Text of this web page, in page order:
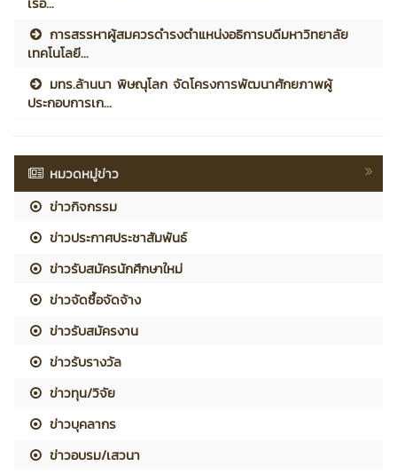
การสรรหาผู้สมควรดำรงตำแหน่งอธิการบดีมหาวิทยาลัย
เทคโนโลยี...
มทร.ล้านนา พิษณุโลก จัดโครงการพัฒนาศักยภาพผู้
ประกอบการเก...
หมวดหมู่ข่าว
ข่าวกิจกรรม
ข่าวประกาศประชาสัมพันธ์
ข่าวรับสมัครนักศึกษาใหม่
ข่าวจัดซื้อจัดจ้าง
ข่าวรับสมัครงาน
ข่าวรับรางวัล
ข่าวทุน/วิจัย
ข่าวบุคลากร
ข่าวอบรม/เสวนา